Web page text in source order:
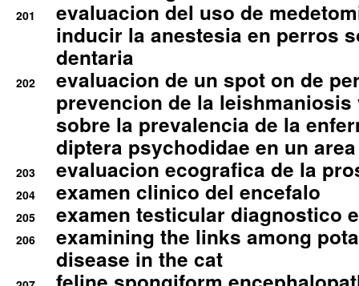
201
evaluacion del uso de
inducir la anestesia en perros
dentaria
202
evaluacion de un spot on de
prevencion de la
sobre la prevalencia de la
diptera psychodidae en un
203 evaluacion ecografica de la
204 examen clinico del encefalo
205 examen testicular diagnostico
206
examining the links among
disease in the cat